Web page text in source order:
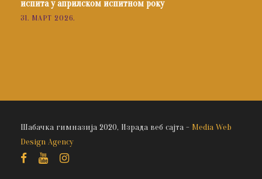
испита у априлском испитном року
31. МАРТ 2026.
Шабачка гимназија 2020, Израда веб сајта - Media Web
Design Agency